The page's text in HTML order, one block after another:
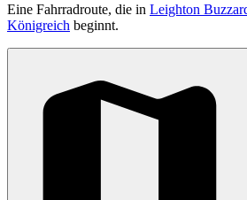
Eine Fahrradroute, die in Leighton
Königreich beginnt.